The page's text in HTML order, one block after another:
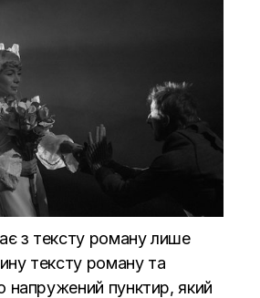
з тексту роману лише
тексту роману та
напружений пунктир, який